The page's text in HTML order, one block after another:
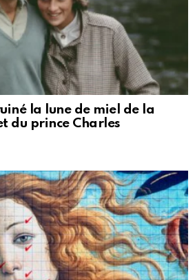
la lune de miel de la
du prince Charles